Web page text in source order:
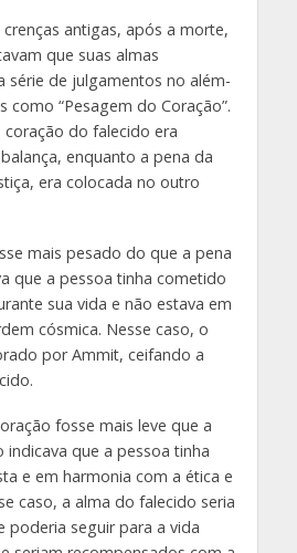
antigas, após a morte,
que suas almas
série de julgamentos no além-
como “Pesagem do Coração”.
do falecido era
enquanto a pena da
era colocada no outro
mais pesado do que a pena
que a pessoa tinha cometido
sua vida e não estava em
cósmica. Nesse caso, o
por Ammit, ceifando a
fosse mais leve que a
indicava que a pessoa tinha
e em harmonia com a ética e
caso, a alma do falecido seria
poderia seguir para a vida